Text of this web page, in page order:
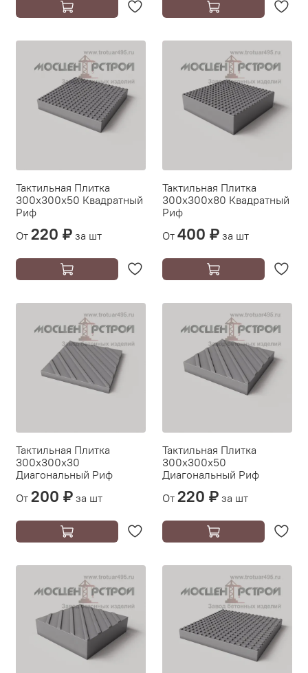
Тактильная Плитка
300х300х50 Квадратный
Риф
От 220 ₽ за шт
Тактильная Плитка
300х300х80 Квадратный
Риф
От 400 ₽ за шт
Тактильная Плитка
300х300х30
Диагональный Риф
От 200 ₽ за шт
Тактильная Плитка
300х300х50
Диагональный Риф
От 220 ₽ за шт